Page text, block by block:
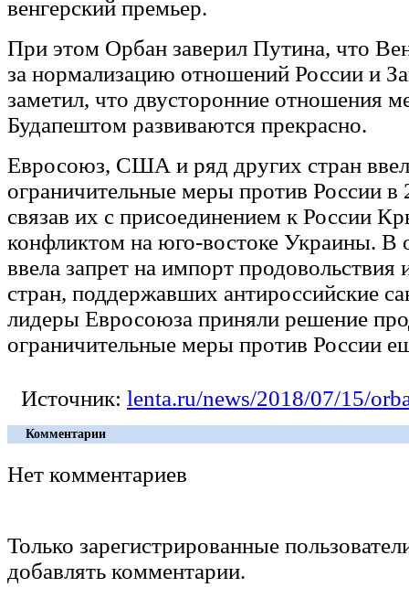
венгерский премьер.
При этом Орбан заверил Путина, что
за нормализацию отношений России и
заметил, что двусторонние отношения
Будапештом развиваются прекрасно.
Евросоюз, США и ряд других стран
ограничительные меры против России в
связав их с присоединением к России
конфликтом на юго-востоке Украины. В
ввела запрет на импорт продовольствия
стран, поддержавших антироссийские
лидеры Евросоюза приняли решение
ограничительные меры против России
Источник: lenta.ru/news/2018/07/15/
Комментарии
Нет комментариев
Только зарегистрированные
добавлять комментарии.